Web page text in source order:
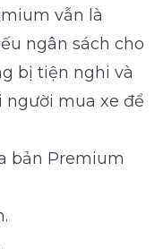
vẫn là
ngân sách cho
bị tiện nghi và
người mua xe để
bản Premium